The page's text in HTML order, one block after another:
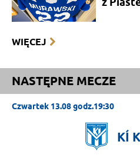
WIĘCEJ
NASTĘPNE MECZE
Czwartek 13.08 godz.19:30
KÍ